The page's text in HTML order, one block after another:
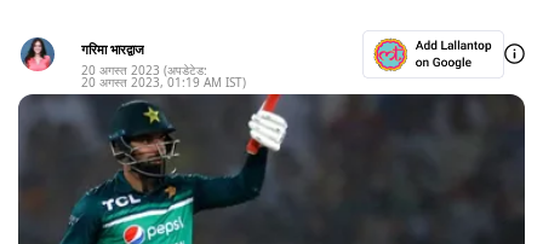
गरिमा भारद्वाज
20 अगस्त 2023 (अपडेटेड:
20 अगस्त 2023, 01:19 AM IST)